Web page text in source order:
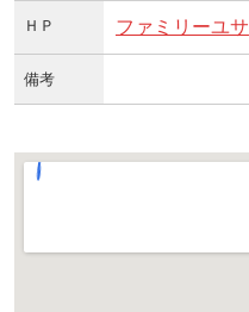
ＨＰ ファミリーユサ
備考